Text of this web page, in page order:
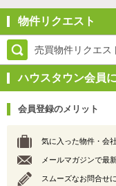
物件リクエスト
売買物件リクエス
ハウスタウン会員
会員登録のメリット
気に入った物件・会
メールマガジンで最
スムーズなお問合せ